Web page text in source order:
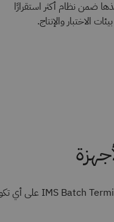
ضمن نظام أكثر استقرارًا
الاختبار والإنتاج.